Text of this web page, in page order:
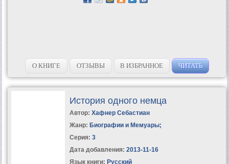
О КНИГЕ ОТЗЫВЫ В ИЗБРАННОЕ ЧИТАТЬ
История одного немца
Автор: Хафнер Себастиан
Жанр: Биографии и Мемуары;
Серия: 3
Дата добавления: 2013-11-16
Язык книги: Русский